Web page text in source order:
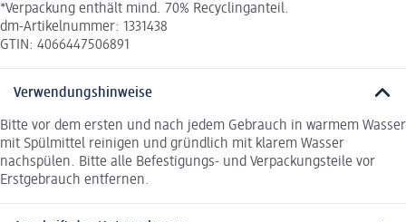
*Verpackung enthält mind. 70% Recyclinganteil.
dm-Artikelnummer: 1331438
GTIN: 4066447506891
Verwendungshinweise
Bitte vor dem ersten und nach jedem Gebrauch in warmem Wasser
mit Spülmittel reinigen und gründlich mit klarem Wasser
nachspülen. Bitte alle Befestigungs- und Verpackungsteile vor
Erstgebrauch entfernen.